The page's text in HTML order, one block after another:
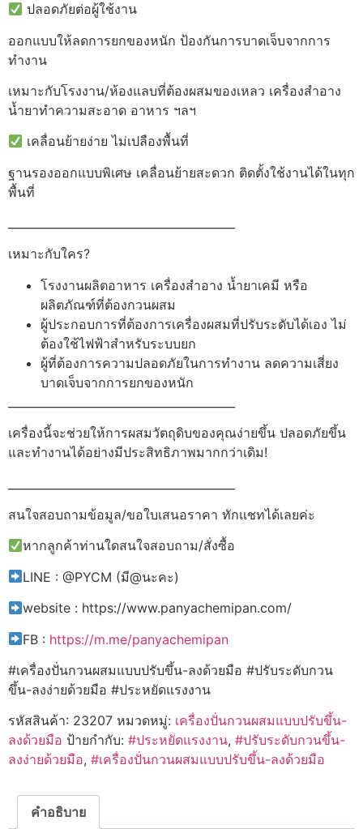
ปลอดภัยต่อผู้ใช้งาน
ออกแบบให้ลดการยกของหนัก ป้องกันการบาดเจ็บจากการ
ทำงาน
เหมาะกับโรงงาน/ห้องแลบที่ต้องผสมของเหลว เครื่องสำอาง
น้ำยาทำความสะอาด อาหาร ฯลฯ
เคลื่อนย้ายง่าย ไม่เปลืองพื้นที่
ฐานรองออกแบบพิเศษ เคลื่อนย้ายสะดวก ติดตั้งใช้งานได้ในทุก
พื้นที่
เหมาะกับใคร?
โรงงานผลิตอาหาร เครื่องสำอาง น้ำยาเคมี หรือ
ผลิตภัณฑ์ที่ต้องกวนผสม
ผู้ประกอบการที่ต้องการเครื่องผสมที่ปรับระดับได้เอง ไม่
ต้องใช้ไฟฟ้าสำหรับระบบยก
ผู้ที่ต้องการความปลอดภัยในการทำงาน ลดความเสี่ยง
บาดเจ็บจากการยกของหนัก
เครื่องนี้จะช่วยให้การผสมวัตถุดิบของคุณง่ายขึ้น ปลอดภัยขึ้น
และทำงานได้อย่างมีประสิทธิภาพมากกว่าเดิม!
สนใจสอบถามข้อมูล/ขอใบเสนอราคา ทักแชทได้เลยค่ะ
หากลูกค้าท่านใดสนใจสอบถาม/สั่งซื้อ
LINE : @PYCM (มี@นะคะ)
website : https://www.panyachemipan.com/
FB : https://m.me/panyachemipan
#เครื่องปั่นกวนผสมแบบปรับขึ้น-ลงด้วยมือ #ปรับระดับกวน
ขึ้น-ลงง่ายด้วยมือ #ประหยัดแรงงาน
รหัสสินค้า: 23207 หมวดหมู่: เครื่องปั่นกวนผสมแบบปรับขึ้น-
ลงด้วยมือ ป้ายกำกับ: #ประหยัดแรงงาน, #ปรับระดับกวนขึ้น-
ลงง่ายด้วยมือ, #เครื่องปั่นกวนผสมแบบปรับขึ้น-ลงด้วยมือ
คำอธิบาย